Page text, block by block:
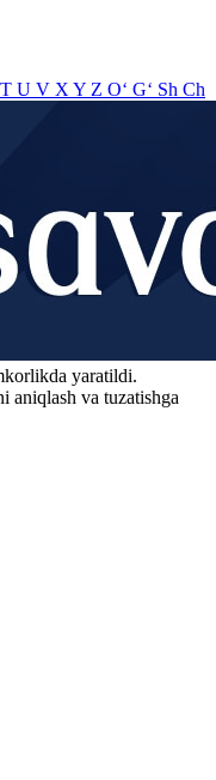
T U V X Y Z O‘ G‘ Sh Ch
yaratildi.
aniqlash va tuzatishga